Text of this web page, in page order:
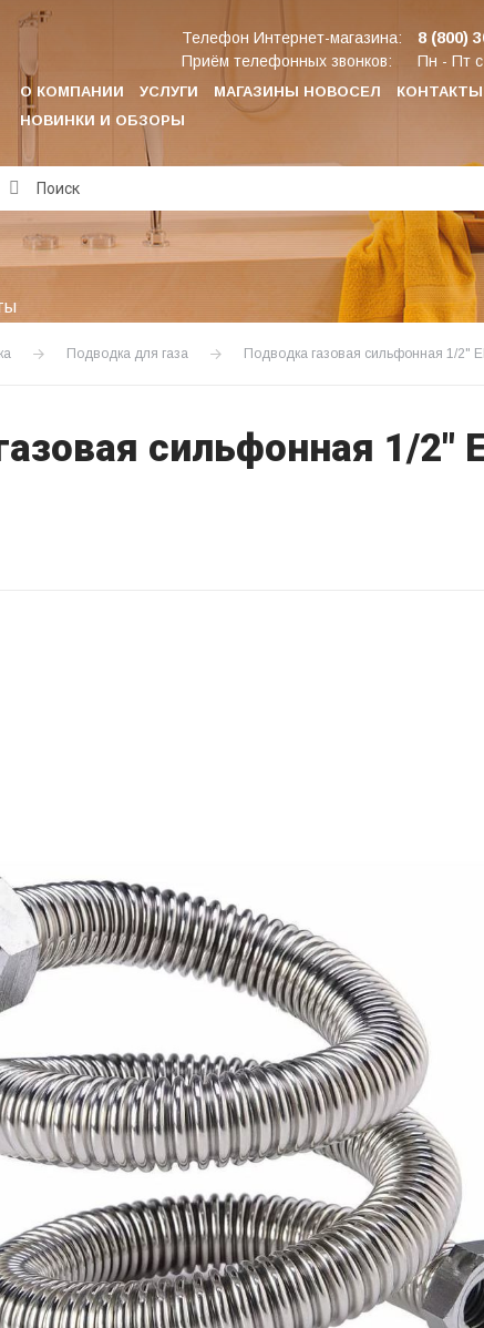
О КОМПАНИИ УСЛУГИ МАГАЗИНЫ НОВОСЕЛ КОНТАКТЫ
НОВИНКИ И ОБЗОРЫ
Телефон Интернет-магазина: 8 (800)
Приём телефонных звонков: Пн - Пт
Подождите...
Подводка для газа Подводка газовая сильфонная 1/2"
сильфонная 1/2"